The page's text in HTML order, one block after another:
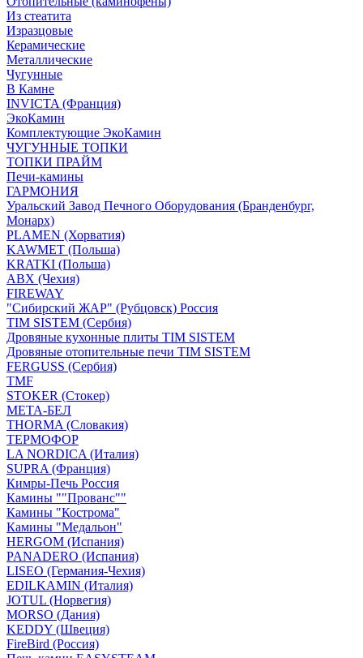
Из стеатита
Изразцовые
Керамические
Металлические
Чугунные
В Камне
INVICTA (Франция)
ЭкоКамин
Комплектующие ЭкоКамин
ЧУГУННЫЕ ТОПКИ
ТОПКИ ПРАЙМ
Печи-камины
ГАРМОНИЯ
Уральский Завод Печного Оборудования (Бранденбург,
Монарх)
PLAMEN (Хорватия)
KAWMET (Польша)
KRATKI (Польша)
ABX (Чехия)
FIREWAY
"Сибирский ЖАР" (Рубцовск) Россия
TIM SISTEM (Сербия)
Дровяные кухонные плиты TIM SISTEM
Дровяные отопительные печи TIM SISTEM
FERGUSS (Сербия)
TMF
STOKER (Стокер)
МЕТА-БЕЛ
THORMA (Словакия)
ТЕРМОФОР
LA NORDICA (Италия)
SUPRA (Франция)
Кимры-Печь Россия
Камины ""Прованс""
Камины "Кострома"
Камины "Медальон"
HERGOM (Испания)
PANADERO (Испания)
LISEO (Германия-Чехия)
EDILKAMIN (Италия)
JOTUL (Норвегия)
MORSO (Дания)
KEDDY (Швеция)
FireBird (Россия)